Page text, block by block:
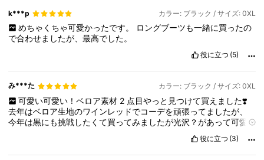
k***p カラー: ブラック / サイズ: 0XL
めちゃくちゃ可愛かったです。
ロングブーツも一緒に買ったの
で合わせましたが、最高でした。
役に立つ (5)
み***た カラー: ブラック / サイズ: 0XL
可愛い可愛い！ベロア素材 2 点目やっと見つけて買えました❣️
去年はベロア生地のワインレッドでコーデを頑張ってましたが、
今年は黒にも挑戦したくて買ってみましたが光沢？があって可愛
役に立つ (3)